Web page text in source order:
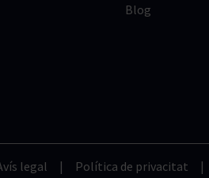
Blog
legal | Política de privacitat |